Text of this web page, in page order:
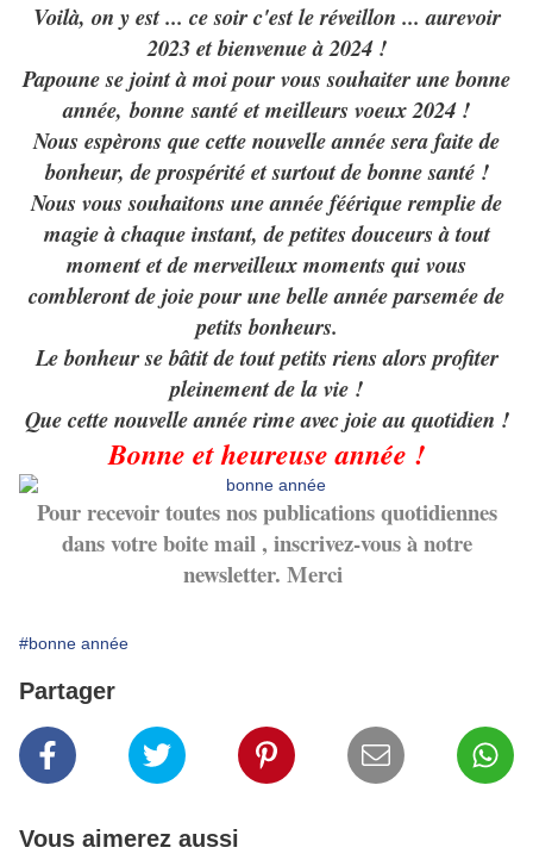
Voilà, on y est ... ce soir c'est le réveillon ... aurevoir
2023 et bienvenue à 2024 !
Papoune se joint à moi pour vous souhaiter une bonne
année, bonne santé et meilleurs voeux 2024 !
Nous espèrons que cette nouvelle année sera faite de
bonheur, de prospérité et surtout de bonne santé !
Nous vous souhaitons une année féérique remplie de
magie à chaque instant, de petites douceurs à tout
moment et de merveilleux moments qui vous
combleront de joie pour une belle année parsemée de
petits bonheurs.
Le bonheur se bâtit de tout petits riens alors profiter
pleinement de la vie !
Que cette nouvelle année rime avec joie au quotidien !
Bonne et heureuse année !
Pour recevoir toutes nos publications quotidiennes
dans votre boite mail , inscrivez-vous à notre
newsletter. Merci
#bonne année
Partager
Vous aimerez aussi